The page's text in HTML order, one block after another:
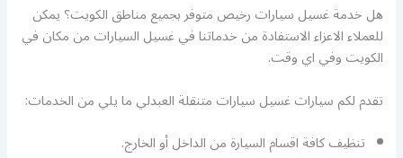
هل خدمة غسيل سيارات رخيص متوفر بجميع مناطق الكويت؟ يمكن
للعملاء الاعزاء الاستفادة من خدماتنا في غسيل السيارات من مكان في
الكويت وفي اي وقت.
تقدم لكم سيارات غسيل سيارات متنقلة العبدلي ما يلي من الخدمات:
تنظيف كافة اقسام السيارة من الداخل أو الخارج.